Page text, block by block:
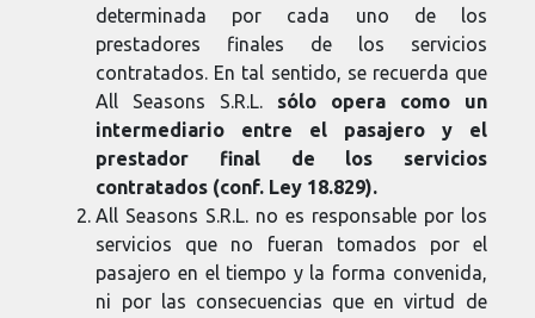
determinada por cada uno de los
prestadores finales de los servicios
contratados. En tal sentido, se recuerda que
All Seasons S.R.L. sólo opera como un
intermediario entre el pasajero y el
prestador final de los servicios
contratados (conf. Ley 18.829).
All Seasons S.R.L. no es responsable por los
servicios que no fueran tomados por el
pasajero en el tiempo y la forma convenida,
ni por las consecuencias que en virtud de